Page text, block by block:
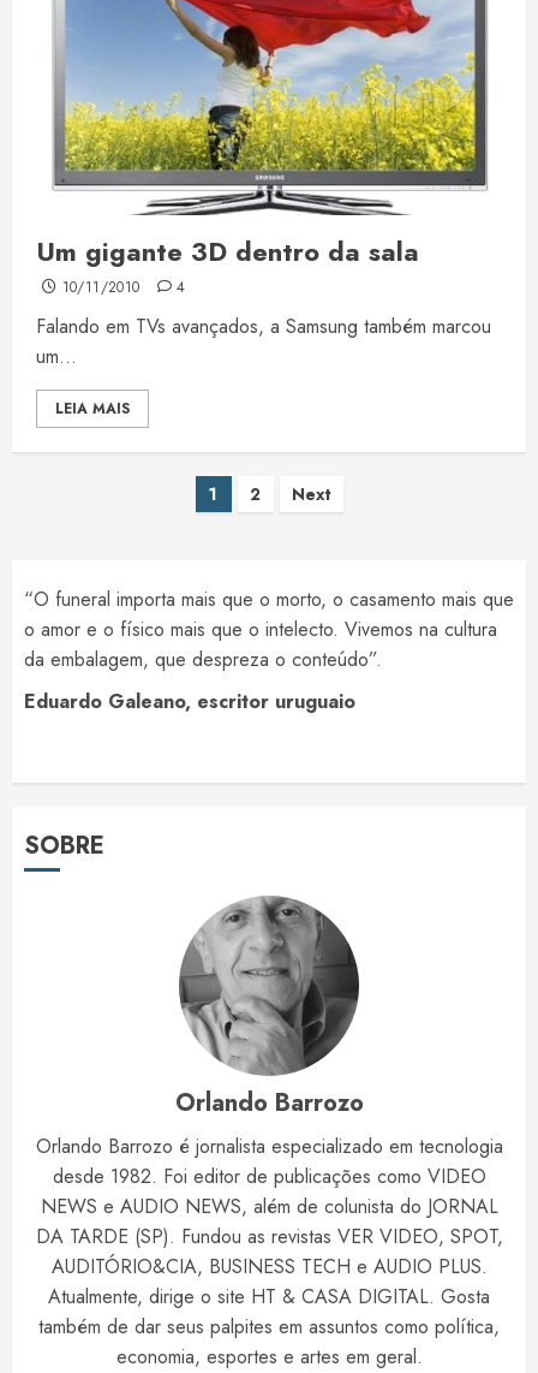
Um gigante 3D dentro da sala
10/11/2010 4
Falando em TVs avançados, a Samsung também marcou
um...
LEIA MAIS
Paginação
posts
1 2 Next
“O funeral importa mais que o morto, o casamento mais que
o amor e o físico mais que o intelecto. Vivemos na cultura
da embalagem, que despreza o conteúdo”.
Eduardo Galeano, escritor uruguaio
SOBRE
Orlando Barrozo
Orlando Barrozo é jornalista especializado em tecnologia
desde 1982. Foi editor de publicações como VIDEO
NEWS e AUDIO NEWS, além de colunista do JORNAL
DA TARDE (SP). Fundou as revistas VER VIDEO, SPOT,
AUDITÓRIO&CIA, BUSINESS TECH e AUDIO PLUS.
Atualmente, dirige o site HT & CASA DIGITAL. Gosta
também de dar seus palpites em assuntos como política,
economia, esportes e artes em geral.